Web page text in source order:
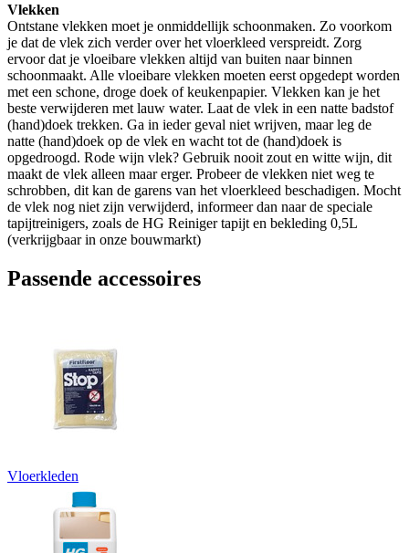
Vlekken
Ontstane vlekken moet je onmiddellijk schoonmaken. Zo voorkom
je dat de vlek zich verder over het vloerkleed verspreidt. Zorg
ervoor dat je vloeibare vlekken altijd van buiten naar binnen
schoonmaakt. Alle vloeibare vlekken moeten eerst opgedept worden
met een schone, droge doek of keukenpapier. Vlekken kan je het
beste verwijderen met lauw water. Laat de vlek in een natte badstof
(hand)doek trekken. Ga in ieder geval niet wrijven, maar leg de
natte (hand)doek op de vlek en wacht tot de (hand)doek is
opgedroogd. Rode wijn vlek? Gebruik nooit zout en witte wijn, dit
maakt de vlek alleen maar erger. Probeer de vlekken niet weg te
schrobben, dit kan de garens van het vloerkleed beschadigen. Mocht
de vlek nog niet zijn verwijderd, informeer dan naar de speciale
tapijtreinigers, zoals de HG Reiniger tapijt en bekleding 0,5L
(verkrijgbaar in onze bouwmarkt)
Passende accessoires
Vloerkleden